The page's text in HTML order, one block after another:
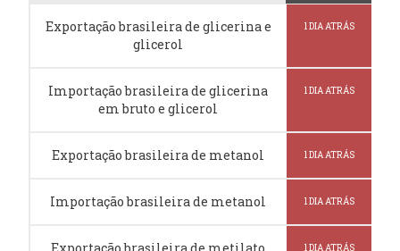
Exportação brasileira de glicerina e
glicerol
1 DIA ATRÁS
Importação brasileira de glicerina
em bruto e glicerol
1 DIA ATRÁS
Exportação brasileira de metanol 1 DIA ATRÁS
Importação brasileira de metanol 1 DIA ATRÁS
1 DIA ATRÁS